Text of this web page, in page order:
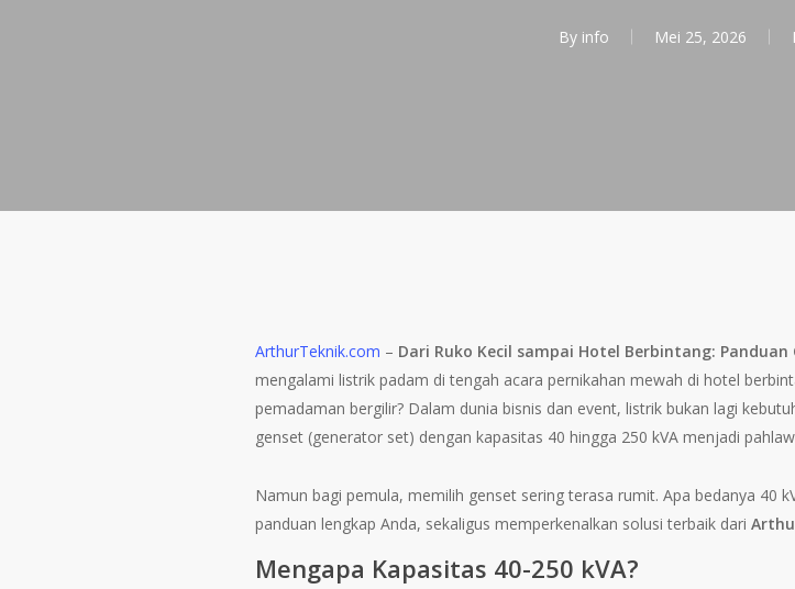
By info Mei 25, 2026
ArthurTeknik.com – Dari Ruko Kecil sampai Hotel Berbintang: Panduan
mengalami listrik padam di tengah acara pernikahan mewah di hotel
pemadaman bergilir? Dalam dunia bisnis dan event, listrik bukan lagi
genset (generator set) dengan kapasitas 40 hingga 250 kVA menjadi
Namun bagi pemula, memilih genset sering terasa rumit. Apa bedanya 40
panduan lengkap Anda, sekaligus memperkenalkan solusi terbaik dari
Mengapa Kapasitas 40-250 kVA?